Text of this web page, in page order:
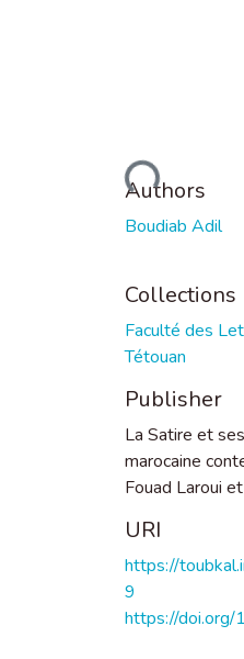
Loading...
Authors
Boudiab Adil
Collections
Faculté des
Tétouan
Publisher
La Satire et
marocaine
Fouad Laroui
URI
https://
9
https://